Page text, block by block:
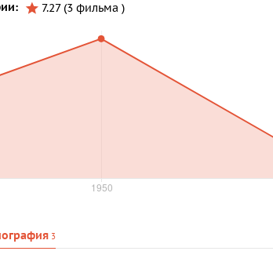
7.27 (3 фильма )
3